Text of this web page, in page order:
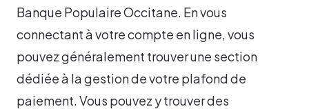
Banque Populaire Occitane. En vous
connectant à votre compte en ligne, vous
pouvez généralement trouver une section
dédiée à la gestion de votre plafond de
paiement. Vous pouvez y trouver des